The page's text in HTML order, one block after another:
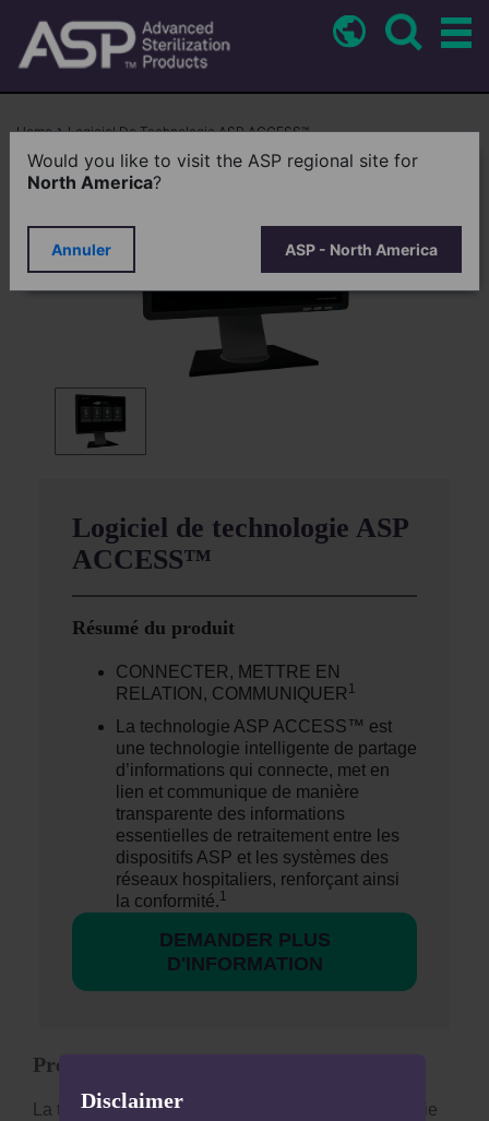
content
Breadcrumb
Home Logiciel De Technologie ASP ACCESS™
Logiciel de technologie ASP
ACCESS™
Résumé du produit
CONNECTER, METTRE EN
RELATION, COMMUNIQUER 1
La technologie ASP ACCESS™ est
une technologie intelligente de partage
d’informations qui connecte, met en
lien et communique de manière
transparente des informations
essentielles de retraitement entre les
dispositifs ASP et les systèmes des
réseaux hospitaliers, renforçant ainsi
la conformité.1
DEMANDER PLUS
D'INFORMATION
Présentation du produit
La technologie ASP ACCESS™ est une technologie
Disclaimer
Would you like to visit the ASP regional site for
North America?
Annuler ASP - North America